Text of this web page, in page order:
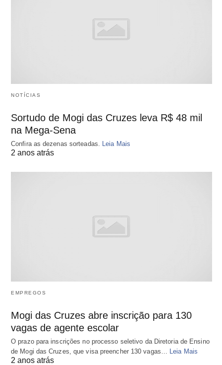
NOTÍCIAS
Sortudo de Mogi das Cruzes leva R$ 48 mil
na Mega-Sena
Confira as dezenas sorteadas. Leia Mais
2 anos atrás
EMPREGOS
Mogi das Cruzes abre inscrição para 130
vagas de agente escolar
O prazo para inscrições no processo seletivo da Diretoria de Ensino
de Mogi das Cruzes, que visa preencher 130 vagas… Leia Mais
2 anos atrás